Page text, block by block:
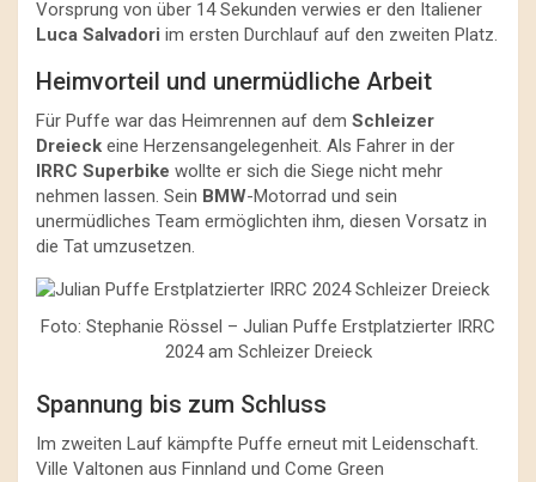
Vorsprung von über 14 Sekunden verwies er den Italiener
Luca Salvadori im ersten Durchlauf auf den zweiten Platz.
Heimvorteil und unermüdliche Arbeit
Für Puffe war das Heimrennen auf dem Schleizer
Dreieck eine Herzensangelegenheit. Als Fahrer in der
IRRC Superbike wollte er sich die Siege nicht mehr
nehmen lassen. Sein BMW-Motorrad und sein
unermüdliches Team ermöglichten ihm, diesen Vorsatz in
die Tat umzusetzen.
Foto: Stephanie Rössel – Julian Puffe Erstplatzierter IRRC
2024 am Schleizer Dreieck
Spannung bis zum Schluss
Im zweiten Lauf kämpfte Puffe erneut mit Leidenschaft.
Ville Valtonen aus Finnland und Come Green